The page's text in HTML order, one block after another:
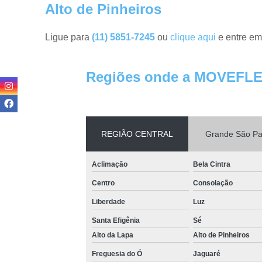
Alto de Pinheiros
Ligue para(11) 5851-7245ouclique aqui e entre
Regiões onde a
REGIÃO CENTRAL Grande São
Aclimação Bela Cintra
Centro Consolação
Liberdade Luz
Santa Efigênia Sé
Alto da Lapa
Alto de Pinheiros
Freguesia do Ó Jaguaré